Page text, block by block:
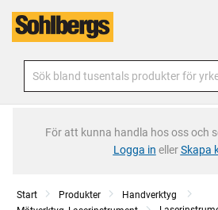
För att kunna handla hos oss och
Logga in ellerSkapa
Start Produkter
Handverktyg